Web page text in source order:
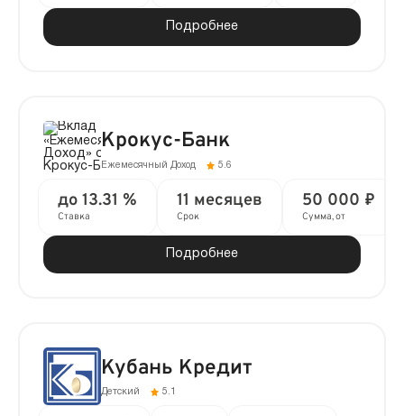
Подробнее
Крокус-Банк
Ежемесячный Доход 5.6
до 13.31 %
Ставка
11 месяцев
Срок
50 000 ₽
Сумма, от
Подробнее
Кубань Кредит
Детский 5.1